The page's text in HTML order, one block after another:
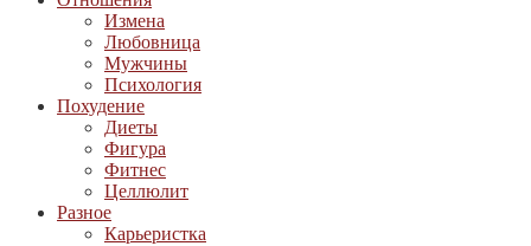
Измена
Любовница
Мужчины
Психология
Похудение
Диеты
Фигура
Фитнес
Целлюлит
Разное
Карьеристка